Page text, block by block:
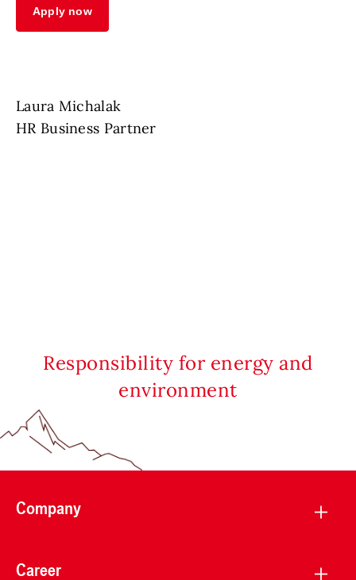
Apply now
Laura Michalak
HR Business Partner
Responsibility for energy and
environment
Company
Career